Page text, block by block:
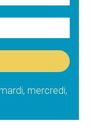
mercredi,